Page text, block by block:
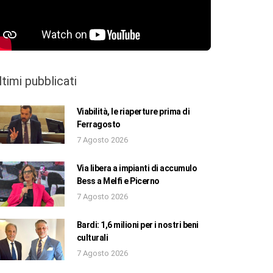
pubblicati
Viabilità, le riaperture prima di
Ferragosto
7 Agosto 2026
Via libera a impianti di accumulo
Bess a Melfi e Picerno
7 Agosto 2026
Bardi: 1,6 milioni per i nostri beni
culturali
7 Agosto 2026